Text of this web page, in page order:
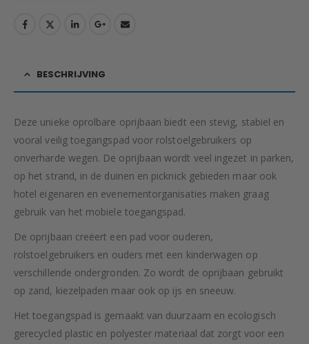
BESCHRIJVING
Deze unieke oprolbare oprijbaan biedt een stevig, stabiel en
vooral veilig toegangspad voor rolstoelgebruikers op
onverharde wegen. De oprijbaan wordt veel ingezet in parken,
op het strand, in de duinen en picknick gebieden maar ook
hotel eigenaren en evenementorganisaties maken graag
gebruik van het mobiele toegangspad.
De oprijbaan creëert een pad voor ouderen,
rolstoelgebruikers en ouders met een kinderwagen op
verschillende ondergronden. Zo wordt de oprijbaan gebruikt
op zand, kiezelpaden maar ook op ijs en sneeuw.
Het toegangspad is gemaakt van duurzaam en ecologisch
gerecycled plastic en polyester materiaal dat zorgt voor een